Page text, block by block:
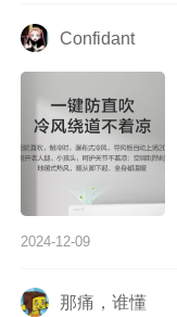
Confidant
2024-12-09
那痛，谁懂